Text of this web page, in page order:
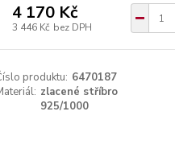
4 170 Kč
3 446 Kč bez DPH
produktu: 6470187
zlacené stříbro
925/1000